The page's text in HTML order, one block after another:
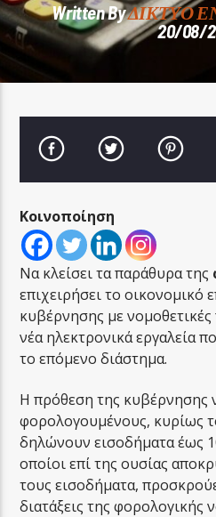
Current Track
Title
LA FAMIGLIA RADIO
LA FAMIGLIA ΝΗΣΙΩΤΙΚΑ
Written ByΔΙΚΤΥΟ
20/08/
Κοινοποίηση
Να κλείσει τα παράθυρα της
επιχειρήσει το οικονομικό
κυβέρνησης με
νέα ηλεκτρονικά εργαλεία
το επόμενο διάστημα.
Η πρόθεση της κυβέρνησης
φορολογουμένους, κυρίως
δηλώνουν εισοδήματα έως
οποίοι επί της ουσίας
τους εισοδήματα,
διατάξεις της φορολογικής